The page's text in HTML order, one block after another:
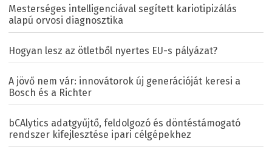
Mesterséges intelligenciával segített kariotipizálás
alapú orvosi diagnosztika
Hogyan lesz az ötletből nyertes EU-s pályázat?
A jövő nem vár: innovátorok új generációját keresi a
Bosch és a Richter
bCAlytics adatgyűjtő, feldolgozó és döntéstámogató
rendszer kifejlesztése ipari célgépekhez